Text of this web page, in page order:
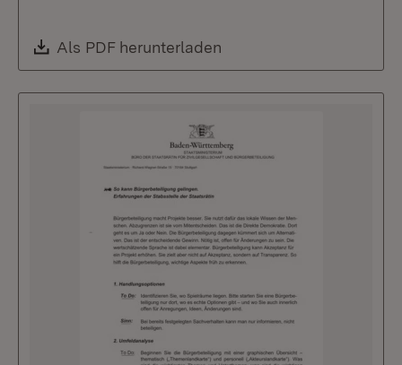
Download:
Als PDF herunterladen